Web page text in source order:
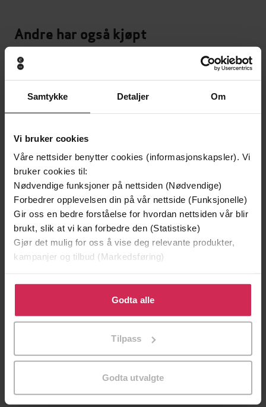
Samtykke Detaljer Om
Vi bruker cookies
Våre nettsider benytter cookies (informasjonskapsler). Vi
bruker cookies til:
Nødvendige funksjoner på nettsiden (Nødvendige)
Forbedrer opplevelsen din på vår nettside (Funksjonelle)
Gir oss en bedre forståelse for hvordan nettsiden vår blir
brukt, slik at vi kan forbedre den (Statistiske)
Gjør det mulig for oss å vise deg relevante produkter,
kampanjer og tilbud (Markedsføring)
Klikk på «Godta alle» for å gi oss ditt samtykke til å
bruke cookies for alle disse formålene. Du kan også
tilpasse ditt samtykke til spesifikke formål ved å klikke
Godta alle
Tilpass
Godta utvalgte
Andre har også kjøpt
Vinner av Rivertonprisen
199,-
Minnesota
Premium
Første gang på tilbud
349,-
Forfattere Peter James(forfatter),Helene Limås
Forlag Vigmostad Bjørke